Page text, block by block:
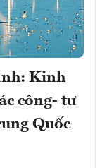
Kinh
công- tư
Quốc